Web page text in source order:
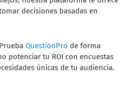
decisiones basadas en
QuestionPro de forma
potenciar tu ROI con encuestas
únicas de tu audiencia.